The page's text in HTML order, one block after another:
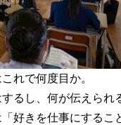
れで何度目か。
るし、何が伝えられ
好きを仕事にするこ